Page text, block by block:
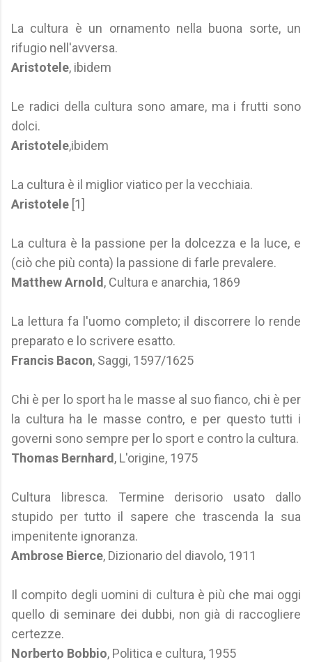
La cultura è un ornamento nella buona sorte, un
rifugio nell'avversa.
Aristotele, ibidem
Le radici della cultura sono amare, ma i frutti sono
dolci.
Aristotele,ibidem
La cultura è il miglior viatico per la vecchiaia.
Aristotele [1]
La cultura è la passione per la dolcezza e la luce, e
(ciò che più conta) la passione di farle prevalere.
Matthew Arnold , Cultura e anarchia, 1869
La lettura fa l'uomo completo; il discorrere lo rende
preparato e lo scrivere esatto.
Francis Bacon, Saggi, 1597/1625
Chi è per lo sport ha le masse al suo fianco, chi è per
la cultura ha le masse contro, e per questo tutti i
governi sono sempre per lo sport e contro la cultura.
Thomas Bernhard , L'origine, 1975
Cultura libresca. Termine derisorio usato dallo
stupido per tutto il sapere che trascenda la sua
impenitente ignoranza.
Ambrose Bierce, Dizionario del diavolo, 1911
Il compito degli uomini di cultura è più che mai oggi
quello di seminare dei dubbi, non già di raccogliere
certezze.
Norberto Bobbio, Politica e cultura, 1955